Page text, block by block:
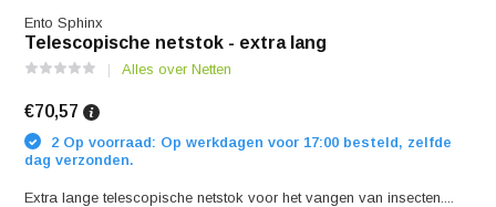
Ento Sphinx
Telescopische netstok - extra lang
Alles over Netten
€70,57
2 Op voorraad: Op werkdagen voor 17:00 besteld, zelfde
dag verzonden.
Extra lange telescopische netstok voor het vangen van insecten....